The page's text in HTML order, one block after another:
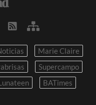
Marie Claire
Supercampo
BATimes